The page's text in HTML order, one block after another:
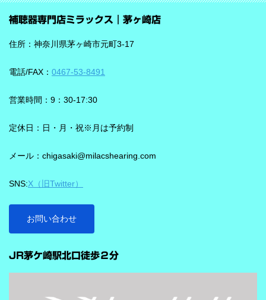
音が同時に耳に入ってきます。 ビビアは、そうした場面で必要な
ことばと不要な雑音のコントラストをつくる方向で働くことが特
やすくする設計と考えると理解しやすいです。 DNNチップで、騒
Neural Network）チップが搭載されています。 このDNNチップは
を支える役割を担うと説明されています。 さらに、このチップが
作し、1日あたり4.9兆回の演算を行うとされています。 「インテ
ビビアの注目機能の一つが「インテリジェンス フォーカス」で
す。 この機能は話し声と雑音を自動で識別し、雑音とのコントラ
ストをつけることで、より聞き取りを助ける会話学習を利用した
雑音抑制機能です。※9クラスのみ搭載 重要なのは、この機能
が“周囲の音を全部
し、7クラスならデータを192,000個収集するから、騒音下での言
葉の聞き取りが25％アップ！ 会話が聞き取りにくい環境であ
ズ」ならより聞き取りやすくしてくれます。 デモ動画で確認 🔽ス
もロックオン機能を使えば、言葉の聞き取りが25％アップ！
補聴器専門店ミラックス｜茅ヶ崎店
住所：神奈川県茅ヶ崎市元町3-17
電話/FAX： 0467-53-8491
営業時間：9：30-17:30
定休日：日・月・祝※月は予約制
メール：chigasaki@milacshearing.com
SNS:X（旧Twitter）
お問い合わせ
JR茅ケ崎駅北口徒歩２分